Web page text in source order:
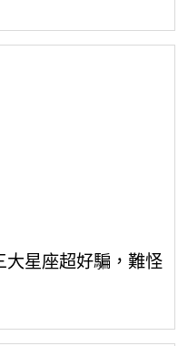
大星座超好騙，難怪